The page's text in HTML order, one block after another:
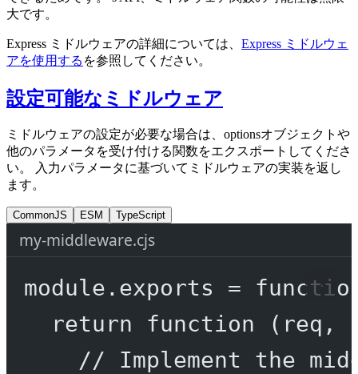
大です。
Express ミドルウェアの詳細については、 Express ミドルウェ
アを使用する を参照してください。
設定可能なミドルウェア
ミドルウェアの設定が必要な場合は、optionsオブジェクトや
他のパラメータを受け付ける関数をエクスポートしてくださ
い。 入力パラメータに基づいてミドルウェアの実装を返し
ます。
CommonJS ESM TypeScript
my-middleware.cjs
module . exports =
return
function ( req ,
// Implement the